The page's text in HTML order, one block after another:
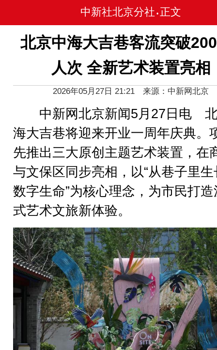
中新社北京分社 • 正文
北京中海大吉巷客流突破
人次 全新艺术装置亮相
2026年05月27日 21:21 来源：中新网北京
中新网北京新闻5月27日电
海大吉巷将迎来开业一周年庆典。
先推出三大原创主题艺术装置，在
与文保区同步亮相，以“从巷子里
数字生命”为核心理念，为市民打
式艺术文旅新体验。